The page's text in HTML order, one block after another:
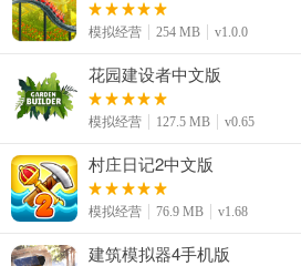
模拟经营 254 MB v1.0.0
花园建设者中文版
模拟经营 127.5 MB v0.65
村庄日记2中文版
模拟经营 76.9 MB v1.68
建筑模拟器4手机版